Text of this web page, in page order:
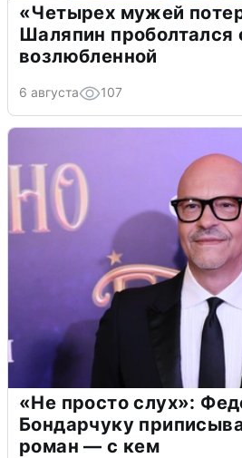
«Четырех мужей
Шаляпин проболтался
возлюбленной
6 августа 107
«Не просто слух»:
Бондарчуку
роман — с кем